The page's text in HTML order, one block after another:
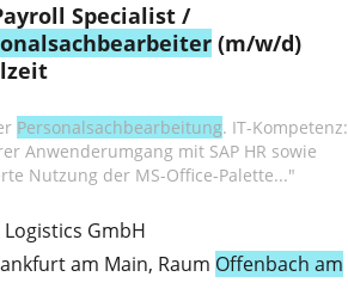
HR Payroll Specialist /
(m/w/d)
Personalsachbearbeitung. IT-Kompetenz:
Anwenderumgang mit SAP HR sowie
Nutzung der MS-Office-Palette..."
Logistics GmbH
am Main, Raum Offenbach am